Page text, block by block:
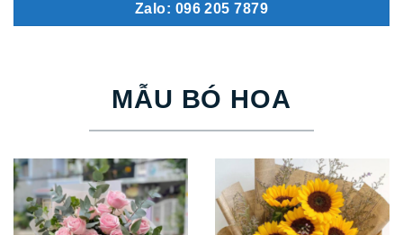
Zalo: 096 205 7879
MẪU BÓ HOA